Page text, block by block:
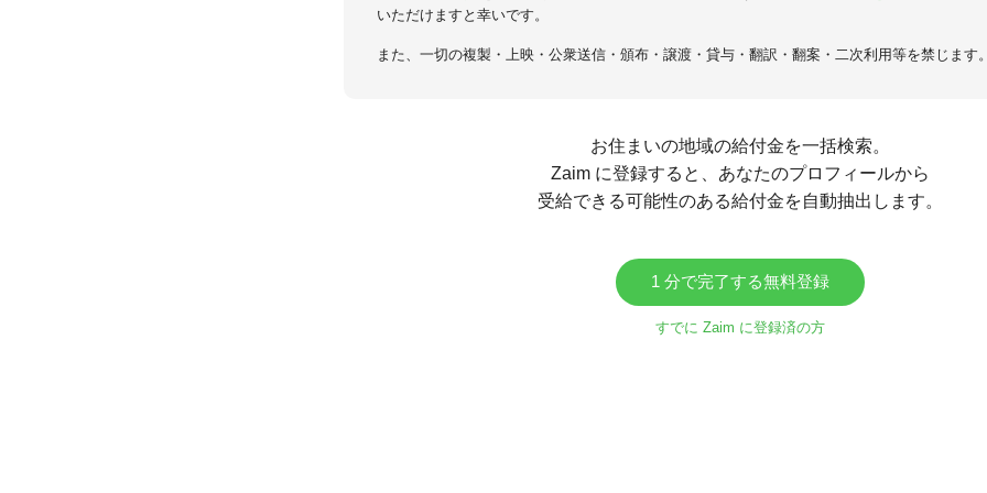
いただけますと幸いです。
また、一切の複製・上映・公衆送信・頒布・譲渡・貸与・翻訳・翻案・二次利用等を禁じます
お住まいの地域の給付金を一括検索。
Zaim に登録すると、あなたのプロフィールから
受給できる可能性のある給付金を自動抽出します。
1 分で完了する無料登録
すでに Zaim に登録済の方